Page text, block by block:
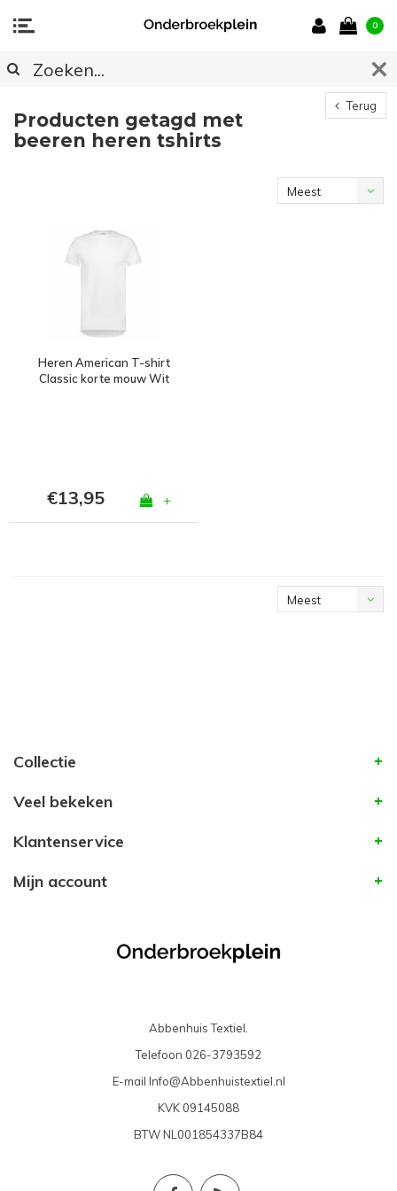
0
Terug
Producten getagd met
beeren heren tshirts
Meest
Heren American T-shirt
Classic korte mouw Wit
€13,95 +
Meest
Collectie
Veel bekeken
Klantenservice
Mijn account
Abbenhuis Textiel.
Telefoon 026-3793592
E-mail Info@Abbenhuistextiel.nl
KVK 09145088
BTWNL001854337B84